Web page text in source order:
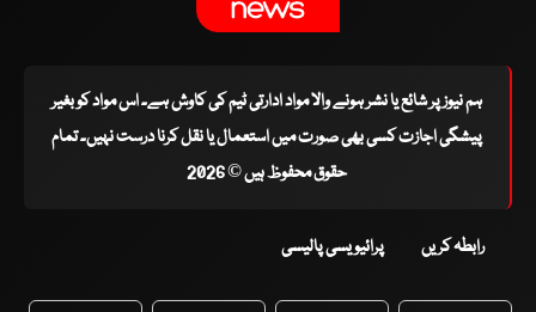
ہم نیوز پر شائع یا نشر ہونے والا مواد ادارتی ٹیم کی کاوش ہے۔ اس مواد کو بغیر
پیشگی اجازت کسی بھی صورت میں استعمال یا نقل کرنا درست نہیں۔ تمام
حقوق محفوظ ہیں © 2026
رابطہ کریں پرائیویسی پالیسی